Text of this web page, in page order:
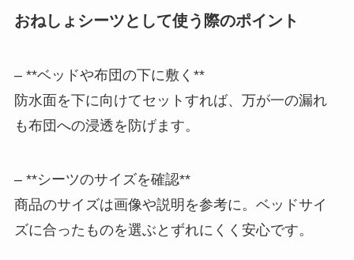
おねしょシーツとして使う際のポイント
– **ベッドや布団の下に敷く**
防水面を下に向けてセットすれば、万が一の漏れ
も布団への浸透を防げます。
– **シーツのサイズを確認**
商品のサイズは画像や説明を参考に。ベッドサイ
ズに合ったものを選ぶとずれにくく安心です。